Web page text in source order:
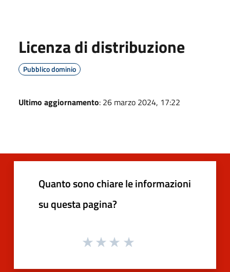
Licenza di distribuzione
Pubblico dominio
Ultimo aggiornamento: 26 marzo 2024, 17:22
Quanto sono chiare le informazioni
su questa pagina?